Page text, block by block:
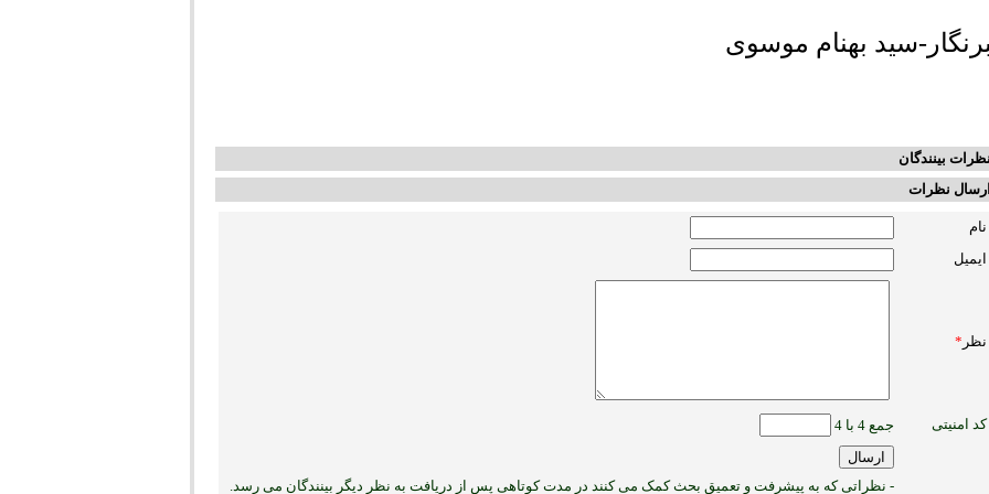
سید بهنام موسوی
نظرات بینندگان
ارسال نظرات
نام
ایمیل
نظر *
کد امنیتی جمع 4 با 4
- نظراتی که به پیشرفت و تعمیق بحث کمک می کنند در مدت کوتاهی پس از دریافت به نظر دیگر بینندگان می رسد.